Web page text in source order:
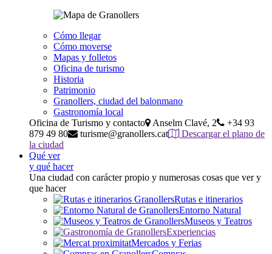
Cómo llegar
Cómo moverse
Mapas y folletos
Oficina de turismo
Historia
Patrimonio
Granollers, ciudad del balonmano
Gastronomía local
Oficina de Turismo y contacto
Anselm Clavé, 2
+34 93
879 49 80
turisme@granollers.cat
Descargar el plano de
la ciudad
Qué ver
y qué hacer
Una ciudad con carácter propio y numerosas cosas que ver y
que hacer
Rutas e itinerarios
Entorno Natural
Museos y Teatros
Experiencias
Mercados y Ferias